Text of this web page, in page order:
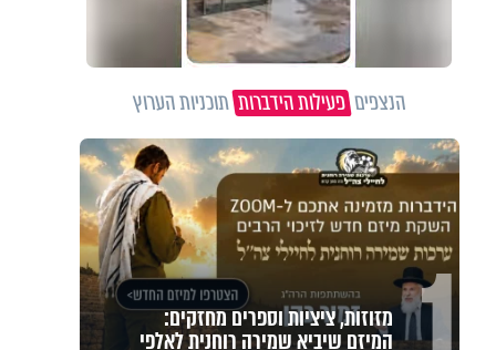
הנצפיםפעילות הידברותתוכניות הערוץ
מזוזות, ציציות וספרים מחזקים:
המיזם שיביא שמירה רוחנית לאלפי